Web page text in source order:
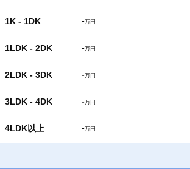
1K - 1DK -万円
1LDK - 2DK -万円
2LDK - 3DK -万円
3LDK - 4DK -万円
4LDK以上 -万円